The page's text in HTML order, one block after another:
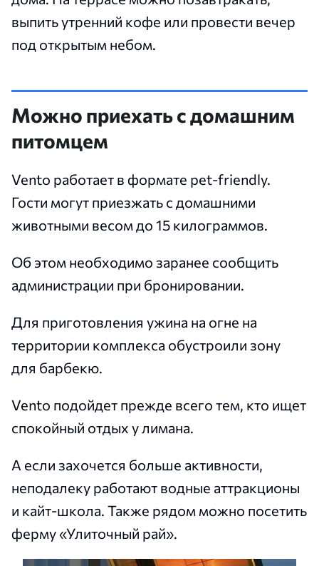
выпить утренний кофе или провести вечер
под открытым небом.
Можно приехать с домашним
питомцем
Vento работает в формате pet-friendly.
Гости могут приезжать с домашними
животными весом до 15 килограммов.
Об этом необходимо заранее сообщить
администрации при бронировании.
Для приготовления ужина на огне на
территории комплекса обустроили зону
для барбекю.
Vento подойдет прежде всего тем, кто ищет
спокойный отдых у лимана.
А если захочется больше активности,
неподалеку работают водные аттракционы
и кайт-школа. Также рядом можно посетить
ферму «Улиточный рай».